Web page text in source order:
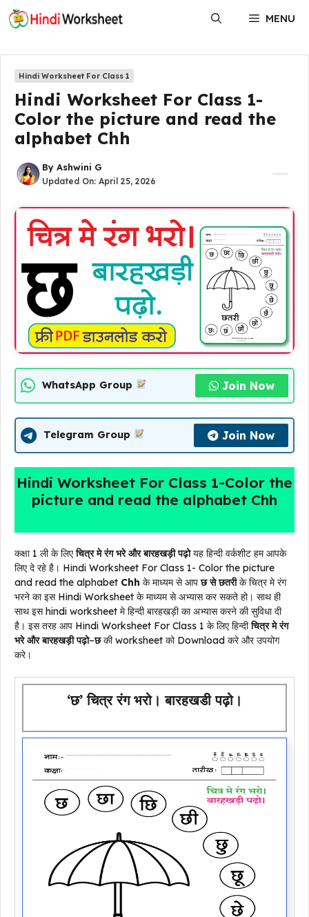
Skip
MENU
Hindi Worksheet For Class 1
Hindi Worksheet For Class 1-
Color the picture and read the
alphabet Chh
By Ashwini G
Updated On: April 25, 2026
WhatsApp Group Join Now
Telegram Group Join Now
Hindi Worksheet For Class 1-Color the
picture and read the alphabet Chh
कक्षा 1 ली के लिएचित्र मे रंग भरे और बारहखड़ी पढ़ोयह हिन्दी वर्कशीट हम आपके
लिए दे रहे है। Hindi Worksheet For Class 1- Color the picture
and read the alphabet Chh के माध्यम से आपछ से छतरीके चित्र मे रंग
भरने का इस Hindi Worksheet के माध्यम से अभ्यास कर सकते हो। साथ ही
साथ इस hindi worksheet मे हिन्दी बारहखड़ी का अभ्यास करने की सुविधा दी
है। इस तरह आप Hindi Worksheet For Class 1 के लिए हिन्दीचित्र मे रंग
भरे और बारहखड़ी पढ़ो–छकी worksheet को Download करे और उपयोग
करे।
‘छ’ चित्र रंग भरो। बारहखडी पढ़ो।